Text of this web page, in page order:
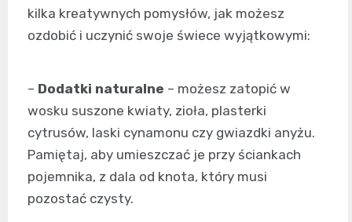
kilka kreatywnych pomysłów, jak możesz
ozdobić i uczynić swoje świece wyjątkowymi:
– Dodatki naturalne – możesz zatopić w
wosku suszone kwiaty, zioła, plasterki
cytrusów, laski cynamonu czy gwiazdki anyżu.
Pamiętaj, aby umieszczać je przy ściankach
pojemnika, z dala od knota, który musi
pozostać czysty.